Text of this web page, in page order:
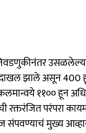
झाले असून 400
११०० हून
रक्तरंजित परंपरा
संपवण्याचं मुख्य